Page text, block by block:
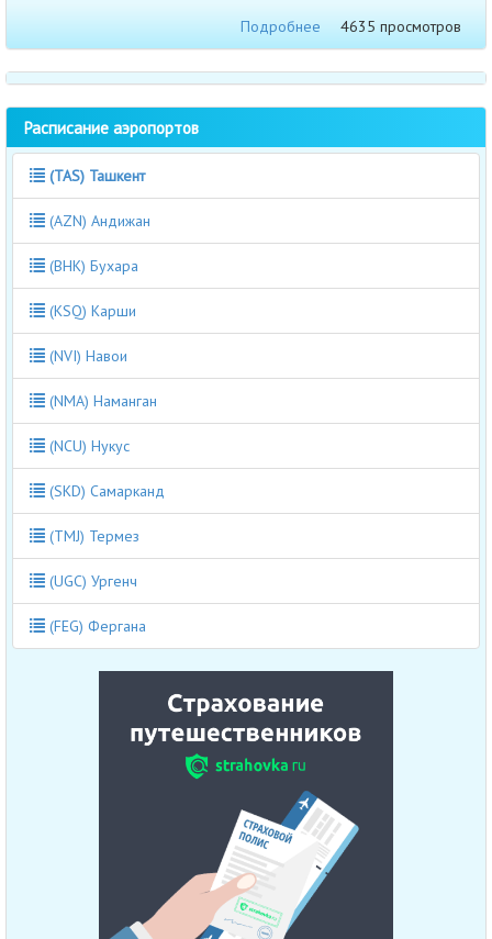
Подробнее
4635 просмотров
Расписание аэропортов
(TAS) Ташкент
(AZN) Андижан
(BHK) Бухара
(KSQ) Карши
(NVI) Навои
(NMA) Наманган
(NCU) Нукус
(SKD) Самарканд
(TMJ) Термез
(UGC) Ургенч
(FEG) Фергана